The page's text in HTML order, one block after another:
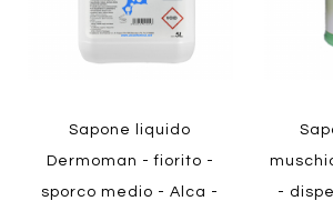
Sapone liquido
Dermoman - fiorito -
sporco medio - Alca -
-